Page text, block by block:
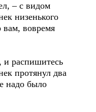
– с видом
низенького
вам, вовремя
распишитесь
протянул два
надо было